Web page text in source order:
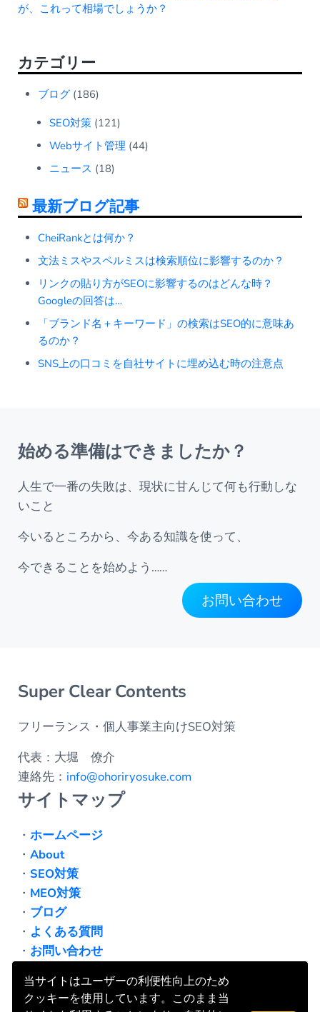
当サイトはユーザーの利便性向上のため
クッキーを使用しています。このまま当
カテゴリー
ブログ (186)
SEO対策 (121)
Webサイト管理 (44)
ニュース (18)
最新ブログ記事
CheiRankとは何か？
文法ミスやスペルミスは検索順位に影響するのか？
リンクの貼り方がSEOに影響するのはどんな時？
Googleの回答は…
「ブランド名＋キーワード」の検索はSEO的に意味あ
るのか？
SNS上の口コミを自社サイトに埋め込む時の注意点
始める準備はできましたか？
人生で一番の失敗は、現状に甘んじて何も行動しな
いこと
今いるところから、今ある知識を使って、
今できることを始めよう……
お問い合わせ
Super Clear Contents
フリーランス・個人事業主向けSEO対策
代表：大堀 僚介
連絡先： info@ohoriryosuke.com
サイトマップ
・ ホームページ
・ About
・ SEO対策
・ MEO対策
・ ブログ
・ よくある質問
・ お問い合わせ